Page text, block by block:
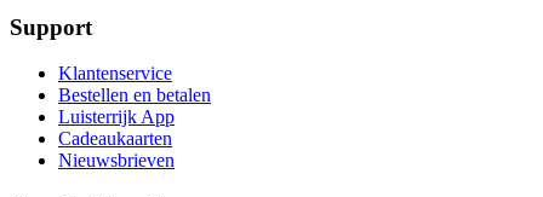
Support
Klantenservice
Bestellen en betalen
Luisterrijk App
Cadeaukaarten
Nieuwsbrieven